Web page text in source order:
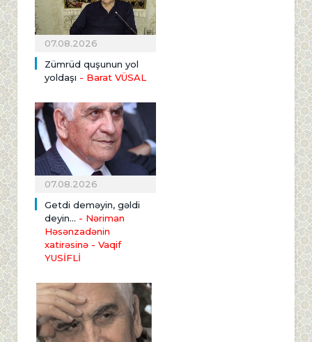
07.08.2026
Zümrüd quşunun yol
yoldaşı - Barat VÜSAL
07.08.2026
Getdi deməyin, gəldi
deyin... - Nəriman
Həsənzadənin
xatirəsinə - Vaqif
YUSİFLİ